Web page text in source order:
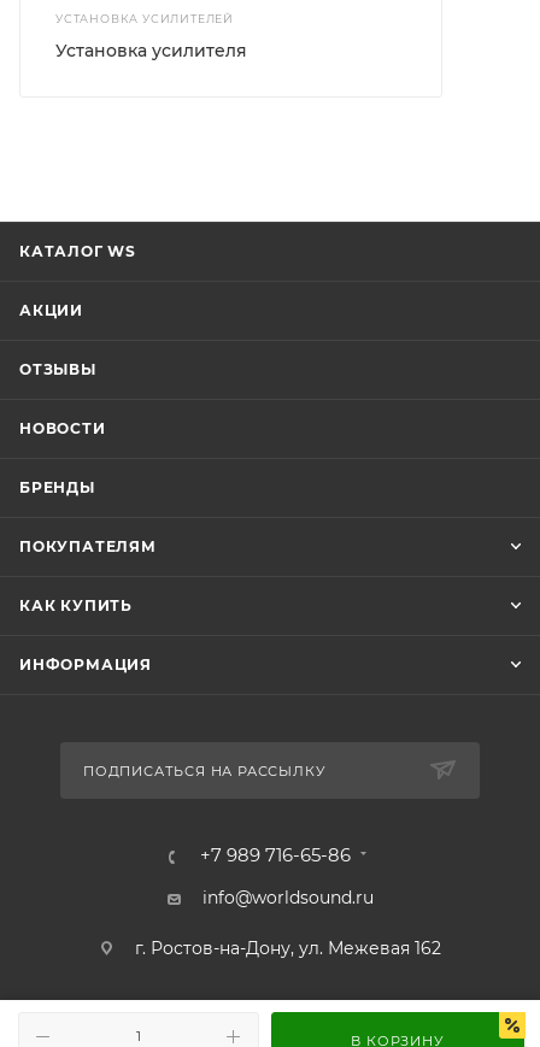
В КОРЗИНУ
УСТАНОВКА УСИЛИТЕЛЕЙ
Установка усилителя
КАТАЛОГ WS
АКЦИИ
ОТЗЫВЫ
НОВОСТИ
БРЕНДЫ
ПОКУПАТЕЛЯМ
КАК КУПИТЬ
ИНФОРМАЦИЯ
ПОДПИСАТЬСЯ НА РАССЫЛКУ
+7 989 716-65-86
info@worldsound.ru
г. Ростов-на-Дону, ул. Межевая 162